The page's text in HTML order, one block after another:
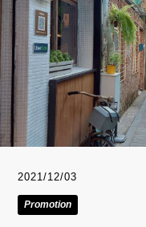
2021/12/03
Promotion